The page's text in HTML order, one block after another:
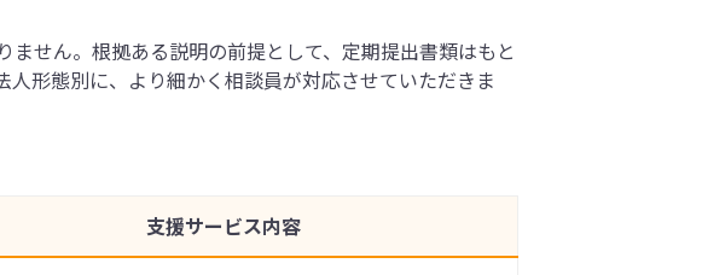
せん。根拠ある説明の前提として、定期提出書類はもと
形態別に、より細かく相談員が対応させていただきま
支援サービス内容